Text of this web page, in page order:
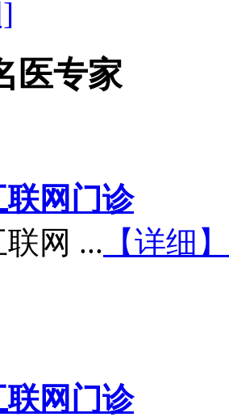
医专家
网门诊
网 ... 【详细】
网门诊